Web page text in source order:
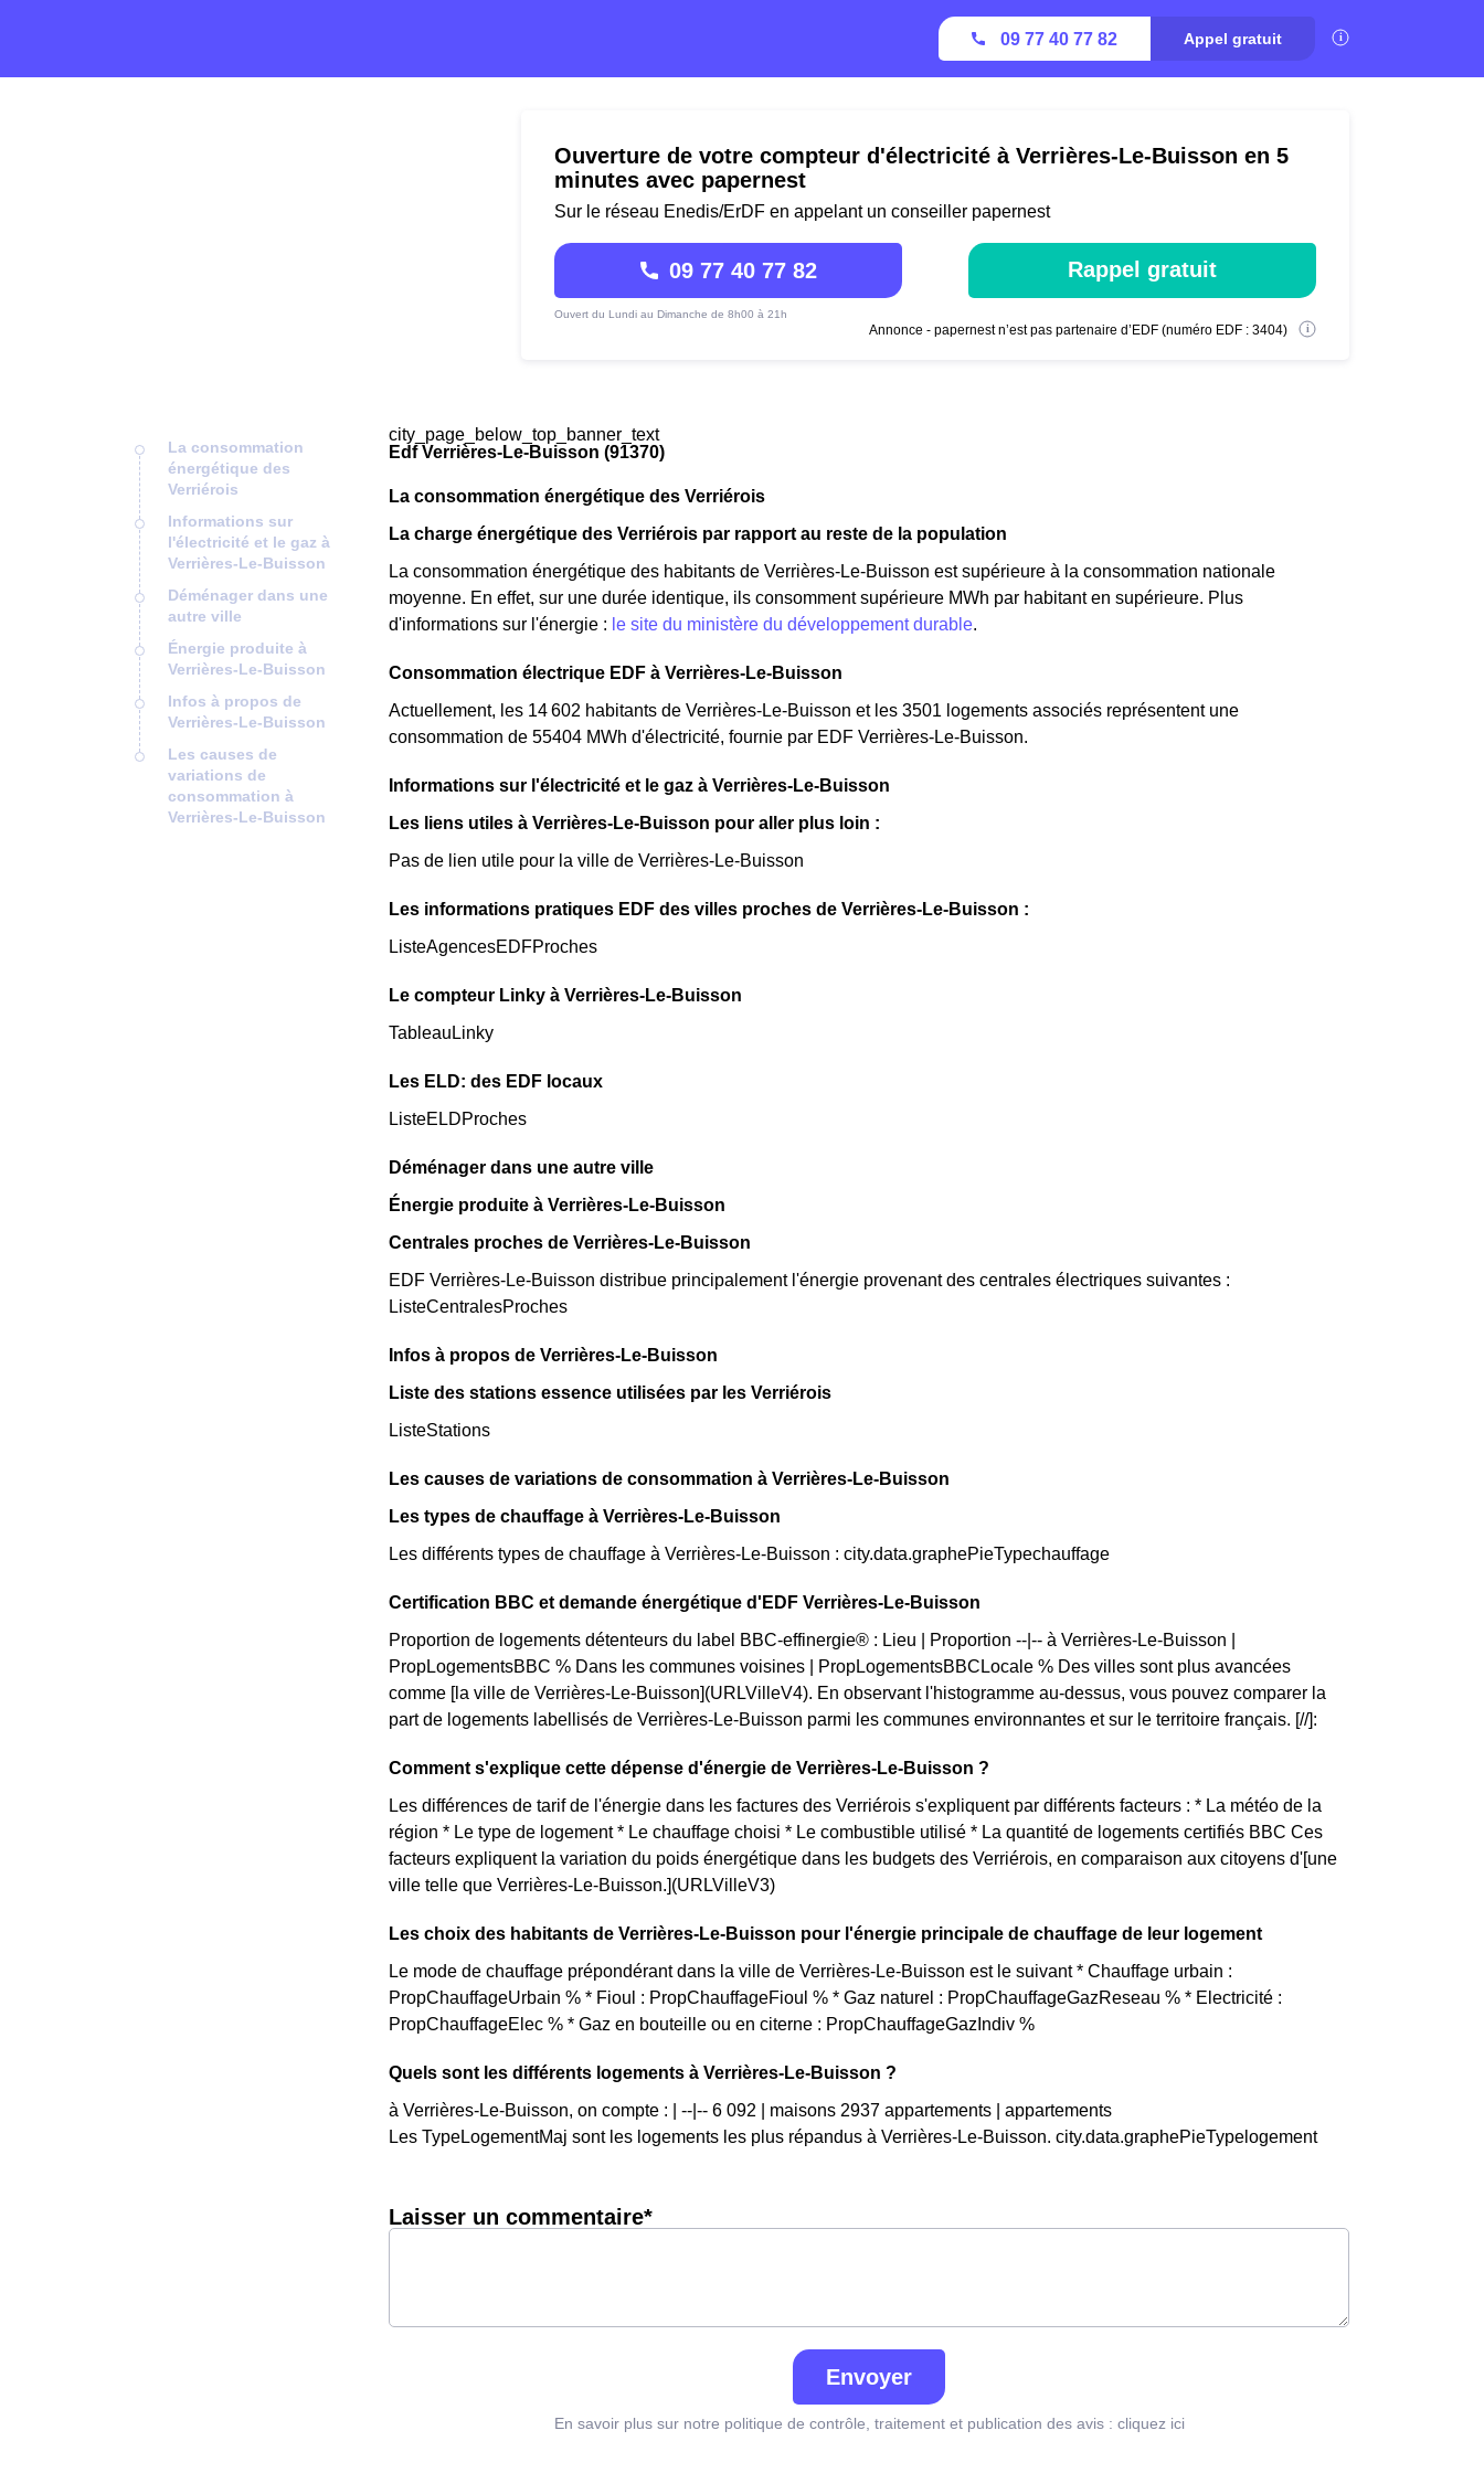
09 77 40 77 82 Appel gratuit
Ouverture de votre compteur d'électricité à Verrières-Le-Buisson en 5
minutes avec papernest
Sur le réseau Enedis/ErDF en appelant un conseiller papernest
09 77 40 77 82
Ouvert du Lundi au Dimanche de 8h00 à 21h
Rappel gratuit
Annonce - papernest n’est pas partenaire d’EDF (numéro EDF : 3404)
La consommation
énergétique des
Verriérois
Informations sur
l'électricité et le gaz à
Verrières-Le-Buisson
Déménager dans une
autre ville
Énergie produite à
Verrières-Le-Buisson
Infos à propos de
Verrières-Le-Buisson
Les causes de
variations de
consommation à
Verrières-Le-Buisson
city_page_below_top_banner_text
Edf Verrières-Le-Buisson (91370)
La consommation énergétique des Verriérois
La charge énergétique des Verriérois par rapport au reste de la population
La consommation énergétique des habitants de Verrières-Le-Buisson est supérieure à la consommation nationale
moyenne. En effet, sur une durée identique, ils consomment supérieure MWh par habitant en supérieure. Plus
d'informations sur l'énergie : le site du ministère du développement durable.
Consommation électrique EDF à Verrières-Le-Buisson
Actuellement, les 14 602 habitants de Verrières-Le-Buisson et les 3501 logements associés représentent une
consommation de 55404 MWh d'électricité, fournie par EDF Verrières-Le-Buisson.
Informations sur l'électricité et le gaz à Verrières-Le-Buisson
Les liens utiles à Verrières-Le-Buisson pour aller plus loin :
Pas de lien utile pour la ville de Verrières-Le-Buisson
Les informations pratiques EDF des villes proches de Verrières-Le-Buisson :
ListeAgencesEDFProches
Le compteur Linky à Verrières-Le-Buisson
TableauLinky
Les ELD: des EDF locaux
ListeELDProches
Déménager dans une autre ville
Énergie produite à Verrières-Le-Buisson
Centrales proches de Verrières-Le-Buisson
EDF Verrières-Le-Buisson distribue principalement l'énergie provenant des centrales électriques suivantes :
ListeCentralesProches
Infos à propos de Verrières-Le-Buisson
Liste des stations essence utilisées par les Verriérois
ListeStations
Les causes de variations de consommation à Verrières-Le-Buisson
Les types de chauffage à Verrières-Le-Buisson
Les différents types de chauffage à Verrières-Le-Buisson : city.data.graphePieTypechauffage
Certification BBC et demande énergétique d'EDF Verrières-Le-Buisson
Proportion de logements détenteurs du label BBC-effinergie® : Lieu | Proportion --|-- à Verrières-Le-Buisson |
PropLogementsBBC % Dans les communes voisines | PropLogementsBBCLocale % Des villes sont plus avancées
comme [la ville de Verrières-Le-Buisson](URLVilleV4). En observant l'histogramme au-dessus, vous pouvez comparer la
part de logements labellisés de Verrières-Le-Buisson parmi les communes environnantes et sur le territoire français. [//]:
Comment s'explique cette dépense d'énergie de Verrières-Le-Buisson ?
Les différences de tarif de l'énergie dans les factures des Verriérois s'expliquent par différents facteurs : * La météo de la
région * Le type de logement * Le chauffage choisi * Le combustible utilisé * La quantité de logements certifiés BBC Ces
facteurs expliquent la variation du poids énergétique dans les budgets des Verriérois, en comparaison aux citoyens d'[une
ville telle que Verrières-Le-Buisson.](URLVilleV3)
Les choix des habitants de Verrières-Le-Buisson pour l'énergie principale de chauffage de leur logement
Le mode de chauffage prépondérant dans la ville de Verrières-Le-Buisson est le suivant * Chauffage urbain :
PropChauffageUrbain % * Fioul : PropChauffageFioul % * Gaz naturel : PropChauffageGazReseau % * Electricité :
PropChauffageElec % * Gaz en bouteille ou en citerne : PropChauffageGazIndiv %
Quels sont les différents logements à Verrières-Le-Buisson ?
à Verrières-Le-Buisson, on compte : | --|-- 6 092 | maisons 2937 appartements | appartements
Les TypeLogementMaj sont les logements les plus répandus à Verrières-Le-Buisson. city.data.graphePieTypelogement
Laisser un commentaire*
Envoyer
En savoir plus sur notre politique de contrôle, traitement et publication des avis : cliquez ici